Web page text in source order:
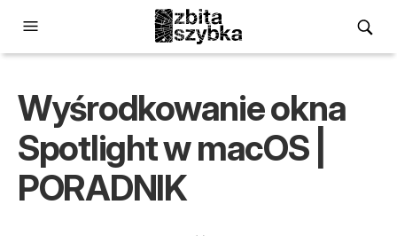
Wyśrodkowanie okna
Spotlight w macOS |
PORADNIK